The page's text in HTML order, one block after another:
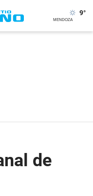
9°
de